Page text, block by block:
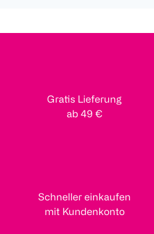
Gratis Lieferung
ab 49 €
Schneller einkaufen
mit Kundenkonto